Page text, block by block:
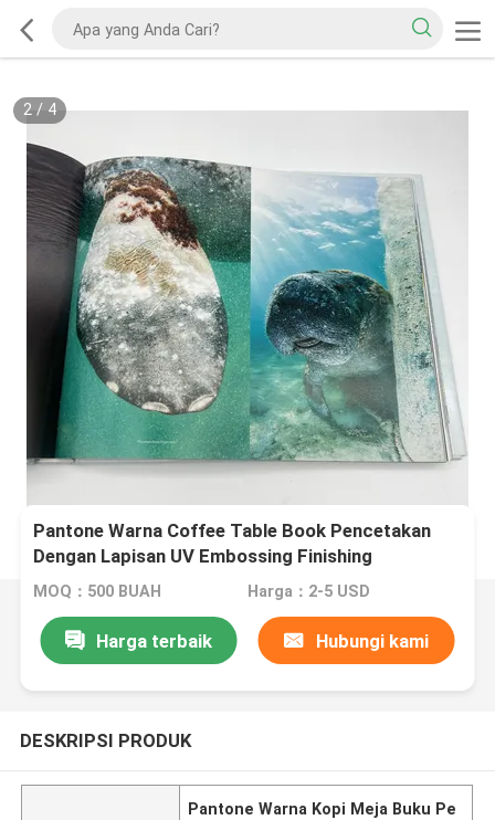
2/ 4
Pantone Warna Coffee Table Book Pencetakan
Dengan Lapisan UV Embossing Finishing
MOQ：500 BUAH Harga：2-5 USD
Harga terbaik Hubungi kami
DESKRIPSI PRODUK
Pantone Warna Kopi Meja Buku Pe